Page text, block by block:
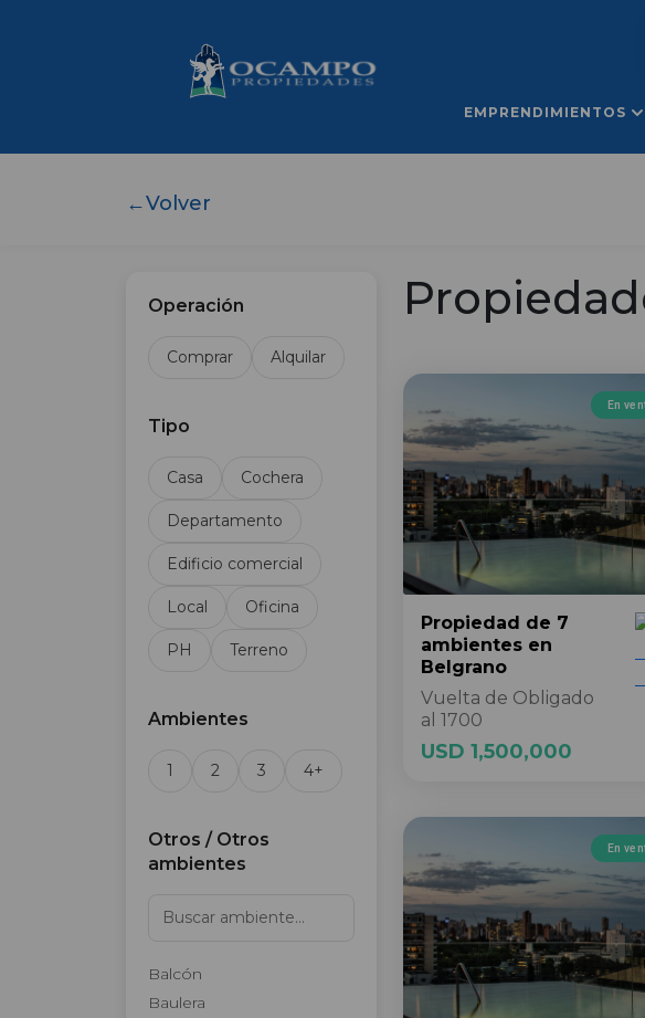
EMPRENDIMIENTOS
←Volver
Operación
Comprar Alquilar
Tipo
Casa Cochera
Departamento
Edificio comercial
Local Oficina
PH Terreno
Ambientes
1 2 3 4+
Otros / Otros
ambientes
Balcón
Baulera
En
Propiedad de 7
ambientes en
Belgrano
Vuelta de Obligado
al 1700
USD 1,500,000
En